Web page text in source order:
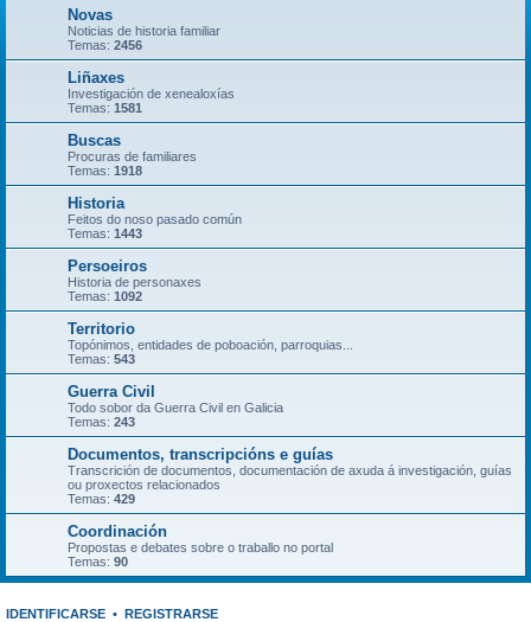
Novas
Noticias de historia familiar
Temas: 2456
Liñaxes
Investigación de xenealoxías
Temas: 1581
Buscas
Procuras de familiares
Temas: 1918
Historia
Feitos do noso pasado común
Temas: 1443
Persoeiros
Historia de personaxes
Temas: 1092
Territorio
Topónimos, entidades de poboación, parroquias...
Temas: 543
Guerra Civil
Todo sobor da Guerra Civil en Galicia
Temas: 243
Documentos, transcripcións e guías
Transcrición de documentos, documentación de axuda á investigación, guías
ou proxectos relacionados
Temas: 429
Coordinación
Propostas e debates sobre o traballo no portal
Temas: 90
IDENTIFICARSE • REGISTRARSE